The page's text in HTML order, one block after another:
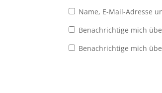
Name, E-Mail-Adresse
Benachrichtige mich
Benachrichtige mich